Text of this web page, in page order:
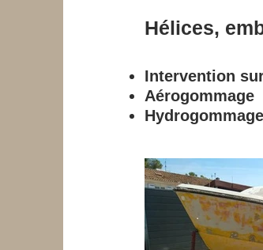
Hélices,
Intervention
Aérogommage
Hydrogommage